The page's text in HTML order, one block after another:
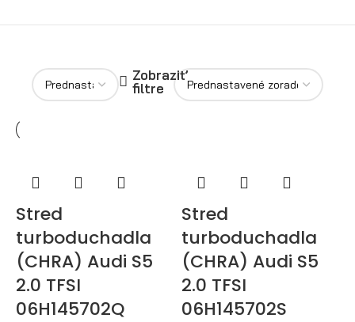
Zobraziť
filtre
Stred
turboduchadla
(CHRA) Audi S5
2.0 TFSI
06H145702Q
Stred
turboduchadla
(CHRA) Audi S5
2.0 TFSI
06H145702S